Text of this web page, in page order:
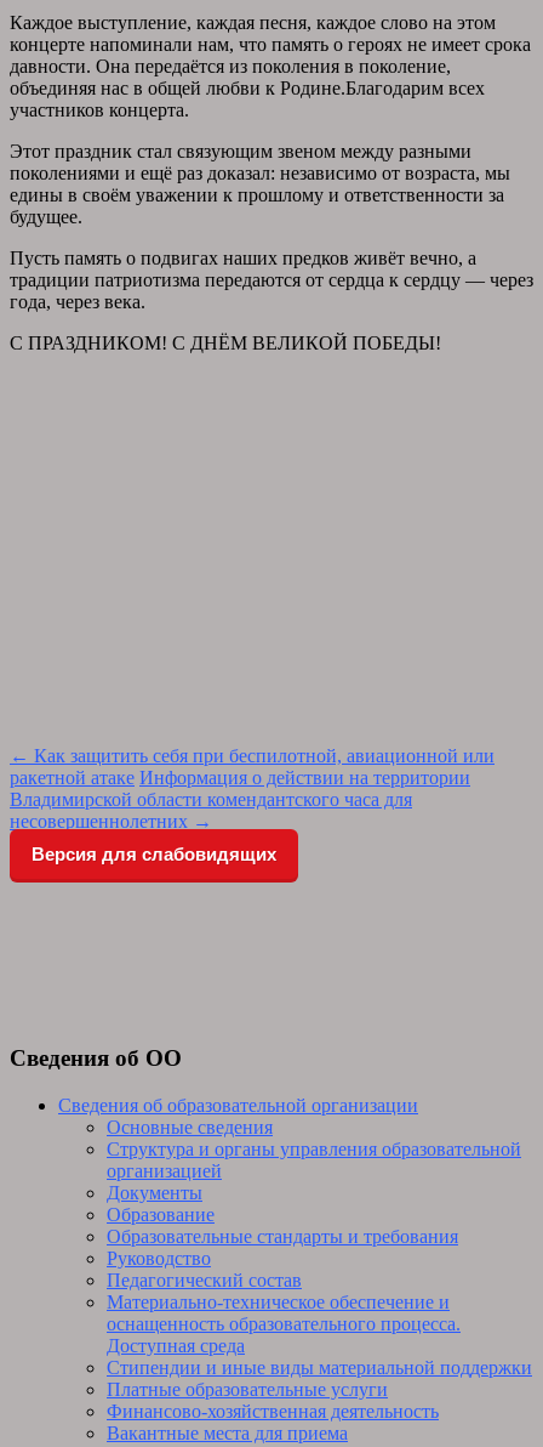
Каждое выступление, каждая песня, каждое слово на этом
концерте напоминали нам, что память о героях не имеет срока
давности. Она передаётся из поколения в поколение,
объединяя нас в общей любви к Родине.Благодарим всех
участников концерта.
Этот праздник стал связующим звеном между разными
поколениями и ещё раз доказал: независимо от возраста, мы
едины в своём уважении к прошлому и ответственности за
будущее.
Пусть память о подвигах наших предков живёт вечно, а
традиции патриотизма передаются от сердца к сердцу — через
года, через века.
С ПРАЗДНИКОМ! С ДНЁМ ВЕЛИКОЙ ПОБЕДЫ!
Post
navigation
← Как защитить себя при беспилотной, авиационной или
ракетной атаке Информация о действии на территории
Владимирской области комендантского часа для
несовершеннолетних →
Версия для слабовидящих
Сведения об ОО
Сведения об образовательной организации
Основные сведения
Структура и органы управления образовательной
организацией
Документы
Образование
Образовательные стандарты и требования
Руководство
Педагогический состав
Материально-техническое обеспечение и
оснащенность образовательного процесса.
Доступная среда
Стипендии и иные виды материальной поддержки
Платные образовательные услуги
Финансово-хозяйственная деятельность
Вакантные места для приема